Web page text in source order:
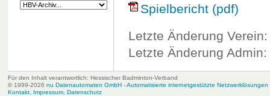
Spielbericht (pdf)
Letzte Änderung
Letzte Änderung
Für den Inhalt verantwortlich: Hessischer Badminton-Verband
© 1999-2026 nu Datenautomaten GmbH - Automatisierte internetgestützte Netzwerklösungen
Kontakt, Impressum, Datenschutz